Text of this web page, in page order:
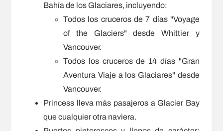
Bahía de los Glaciares, incluyendo:
Todos los cruceros de 7 días "Voyage
of the Glaciers" desde Whittier y
Vancouver.
Todos los cruceros de 14 días "Gran
Aventura Viaje a los Glaciares" desde
Vancouver.
Princess lleva más pasajeros a Glacier Bay
que cualquier otra naviera.